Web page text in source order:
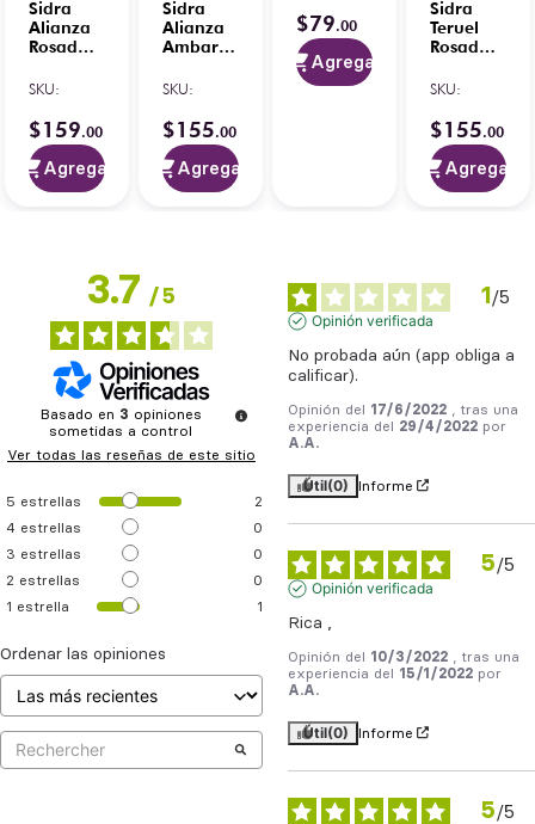
Sidra
Alianza
Rosada
1.75 L
SKU:
$159.00
Agregar
Sidra
Alianza
Ambar
1.75 L
SKU:
$155.00
Agregar
$79.00
Agregar
Sidra
Teruel
Rosada
1.7 L
SKU:
$155.00
Agregar
3.7/5
Basado en 3 opiniones
sometidas a control
Ver todas las reseñas de este sitio
5 estrellas
2
4 estrellas
0
3 estrellas
0
2 estrellas
0
1 estrella 1
Ordenar las opiniones
1 /5
Opinión verificada
No probada aún (app obliga a
calificar).
Opinión del 17/6/2022
, tras una
experiencia del 29/4/2022 por
A.A.
Útil(0) Informe
5/5
Opinión verificada
Rica ,
Opinión del 10/3/2022
, tras una
experiencia del 15/1/2022 por
A.A.
Útil(0) Informe
5/5